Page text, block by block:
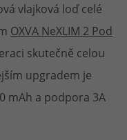
vlajková loď celé
OXVA NeXLIM 2 Pod
skutečně celou
upgradem je
mAh a podpora 3A